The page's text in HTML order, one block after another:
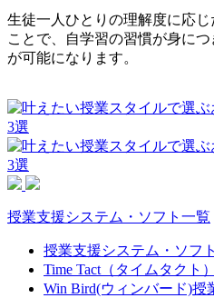
生徒一人ひとりの理解度に応
ことで、自学習の習慣が身に
が可能になります。
授業支援システム・ソフト一覧
授業支援システム・ソフ
Time Tact（タイムタクト）
Win Bird(ウィンバード)授